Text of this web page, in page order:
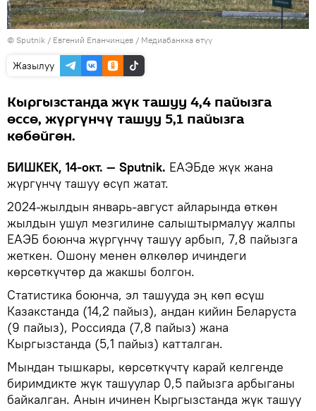
© Sputnik / Евгений Епанчинцев / Медиабанкка өтүү
Жазылуу
Кыргызстанда жүк ташуу 4,4 пайызга
өссө, жүргүнчү ташуу 5,1 пайызга
көбөйгөн.
БИШКЕК, 14-окт. — Sputnik. ЕАЭБде жүк жана
жүргүнчү ташуу өсүп жатат.
2024-жылдын январь-август айларында өткөн
жылдын ушул мезгилине салыштырмалуу жалпы
ЕАЭБ боюнча жүргүнчү ташуу арбып, 7,8 пайызга
жеткен. Ошону менен өлкөлөр ичиндеги
көрсөткүчтөр да жакшы болгон.
Статистика боюнча, эл ташууда эң көп өсүш
Казакстанда (14,2 пайыз), андан кийин Беларуста
(9 пайыз), Россияда (7,8 пайыз) жана
Кыргызстанда (5,1 пайыз) катталган.
Мындан тышкары, көрсөткүчтү карай келгенде
биримдикте жүк ташуулар 0,5 пайызга арбыганы
байкалган. Анын ичинен Кыргызстанда жүк ташуу